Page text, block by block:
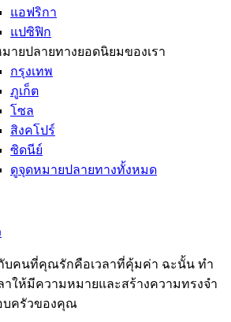
แอฟริกา
แปซิฟิก
ายปลายทางยอดนิยมของเรา
กรุงเทพ
ภูเก็ต
โซล
สิงคโปร์
ซิดนีย์
ดูจุดหมายปลายทางทั้งหมด
บคนที่คุณรักคือเวลาที่คุ้มค่า ฉะนั้น ทำ
าให้มีความหมายและสร้างความทรงจำ
บครัวของคุณ